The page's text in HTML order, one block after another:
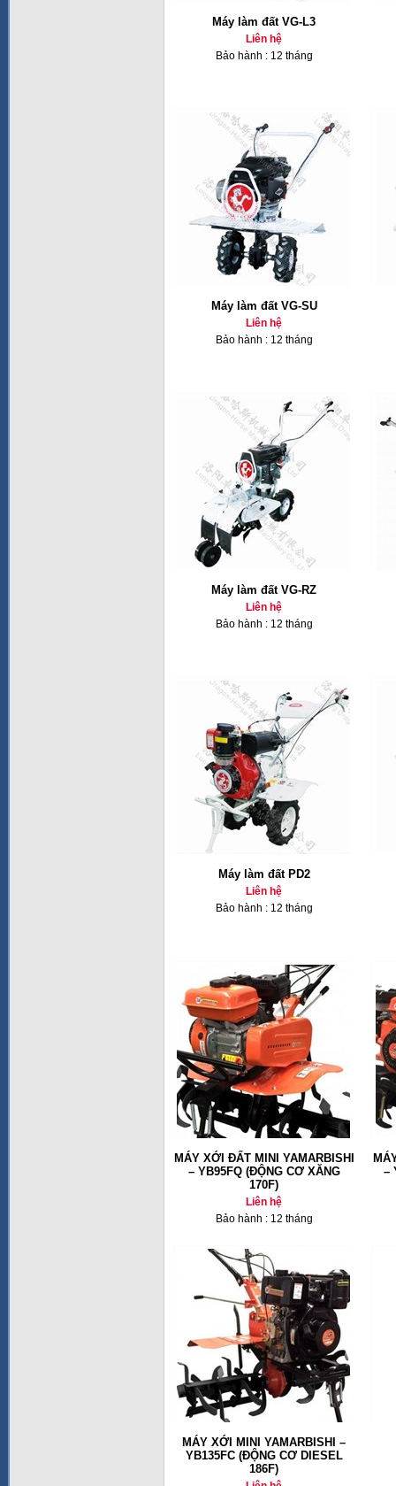
Máy làm đất VG-L3
Liên hệ
Bảo hành : 12 tháng
Máy làm đất VG-SU
Liên hệ
Bảo hành : 12 tháng
Máy làm đất VG-RZ
Liên hệ
Bảo hành : 12 tháng
Máy làm đất PD2
Liên hệ
Bảo hành : 12 tháng
MÁY XỚI ĐẤT MINI YAMARBISHI
– YB95FQ (ĐỘNG CƠ XĂNG
170F)
Liên hệ
Bảo hành : 12 tháng
–
MÁY XỚI MINI YAMARBISHI –
YB135FC (ĐỘNG CƠ DIESEL
186F)